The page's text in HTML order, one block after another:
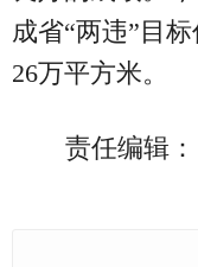
成省“两违”目
26万平方米。
责任编辑